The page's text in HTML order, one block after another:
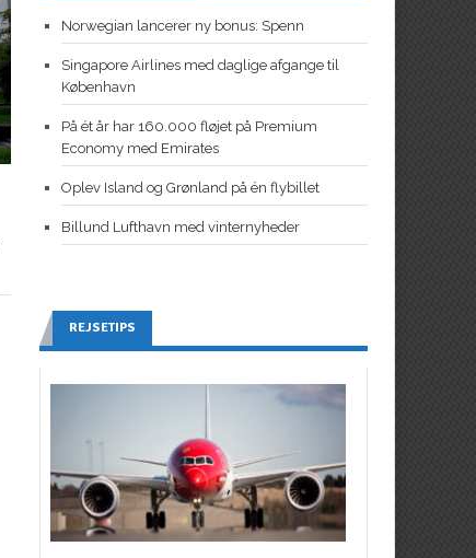
Norwegian lancerer ny bonus: Spenn
Singapore Airlines med daglige afgange til
København
På ét år har 160.000 fløjet på Premium
Economy med Emirates
Oplev Island og Grønland på én flybillet
Billund Lufthavn med vinternyheder
REJSETIPS